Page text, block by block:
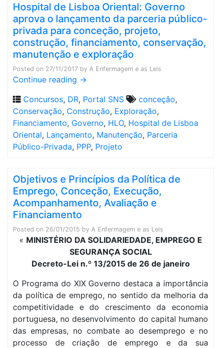
Hospital de Lisboa Oriental: Governo
aprova o lançamento da parceria público-
privada para conceção, projeto,
construção, financiamento, conservação,
manutenção e exploração
Posted on 27/11/2017 by A Enfermagem e as Leis
Continue reading →
Concursos, DR, Portal SNS conceção,
Conservação, Construção, Exploração,
Financiamento, Governo, HLO, Hospital de Lisboa
Oriental, Lançamento, Manutenção, Parceria
Público-Privada, PPP, Projeto
Objetivos e Princípios da Política de
Emprego, Conceção, Execução,
Acompanhamento, Avaliação e
Financiamento
Posted on 26/01/2015 by A Enfermagem e as Leis
« MINISTÉRIO DA SOLIDARIEDADE, EMPREGO E
SEGURANÇA SOCIAL
Decreto-Lei n.º 13/2015 de 26 de janeiro
O Programa do XIX Governo destaca a importância
da política de emprego, no sentido da melhoria da
competitividade e do crescimento da economia
portuguesa, no desenvolvimento do capital humano
das empresas, no combate ao desemprego e no
processo de criação de emprego e da sua